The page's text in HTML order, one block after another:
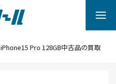
iPhone15 Pro 128GB中古品の買取